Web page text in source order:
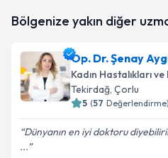
Bölgenize yakın diğer
Op. Dr. Şenay
Kadın Hastalıkları
Tekirdağ, Çorlu
5 (57 Değerlendirme)
Dünyanın en iyi doktoru
...